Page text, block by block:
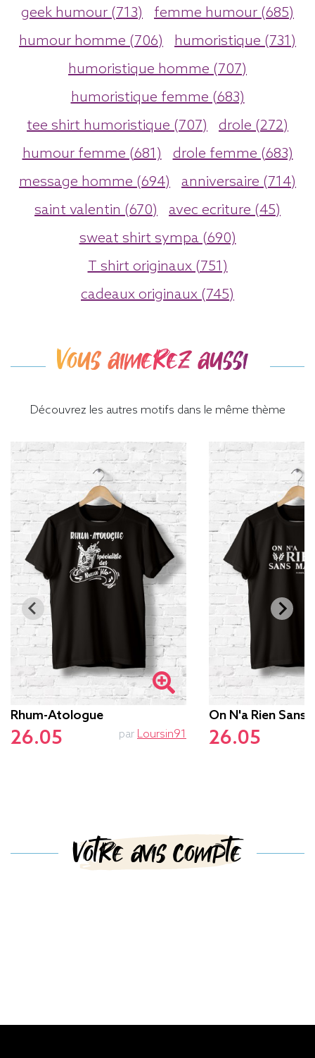
geek humour (713)
femme humour (685)
humour homme (706)
humoristique (731)
humoristique homme (707)
humoristique femme (683)
tee shirt humoristique (707)
drole (272)
humour femme (681)
drole femme (683)
message homme (694)
anniversaire (714)
saint valentin (670)
avec ecriture (45)
sweat shirt sympa (690)
T shirt originaux (751)
cadeaux originaux (745)
Vous aimerez aussi
Découvrez les autres motifs dans le même thème
Rhum-Atologue
26.05 par Loursin91
On N'a Rien Sans
26.05
Votre avis compte